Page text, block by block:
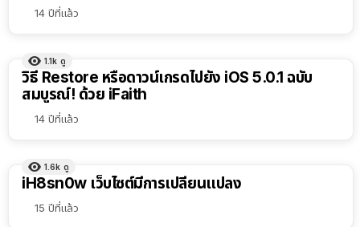
14 ปีที่แล้ว
1.1k ดู
วิธี Restore หรือดาวน์เกรดไปยัง iOS 5.0.1 ฉบับ
สมบูรณ์! ด้วย iFaith
14 ปีที่แล้ว
1.6k ดู
iH8sn0w เว็บไซต์มีการเปลี่ยนแปลง
15 ปีที่แล้ว